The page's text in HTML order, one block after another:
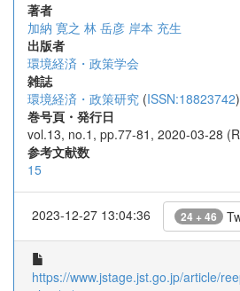
著者
加納 寛之 林 岳彦 岸本 充生
出版者
環境経済・政策学会
雑誌
環境経済・政策研究 (ISSN:18823742)
巻号頁・発行日
vol.13, no.1, pp.77-81, 2020-03-28
参考文献数
15
2023-12-27 13:04:36 24 + 46
https://www.jstage.jst.go.jp/article/